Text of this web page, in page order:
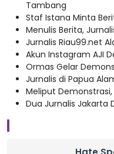
Tambang
Staf Istana Minta
Menulis Berita,
Jurnalis Riau99.net
Akun Instagram AJI
Ormas Gelar
Jurnalis di Papua
Meliput
Dua Jurnalis Jakarta